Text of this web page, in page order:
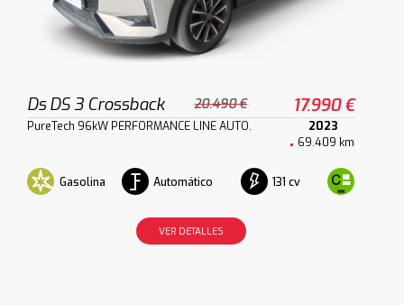
Ds DS 3 Crossback 20.490 € 17.990 €
PureTech 96kW PERFORMANCE LINE AUTO.
2023
69.409 km
Gasolina Automático 131 cv
VER DETALLES